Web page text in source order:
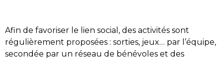
Afin de favoriser le lien social, des activités sont
régulièrement proposées : sorties, jeux… par l’équipe,
secondée par un réseau de bénévoles et des